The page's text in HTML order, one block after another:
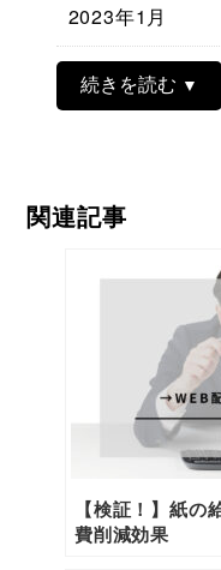
2023年1月
続きを読む
関連記事
【検証！】紙
費削減効果